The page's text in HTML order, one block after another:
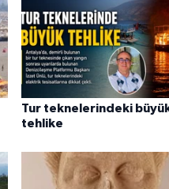
Tur teknelerindeki
tehlike